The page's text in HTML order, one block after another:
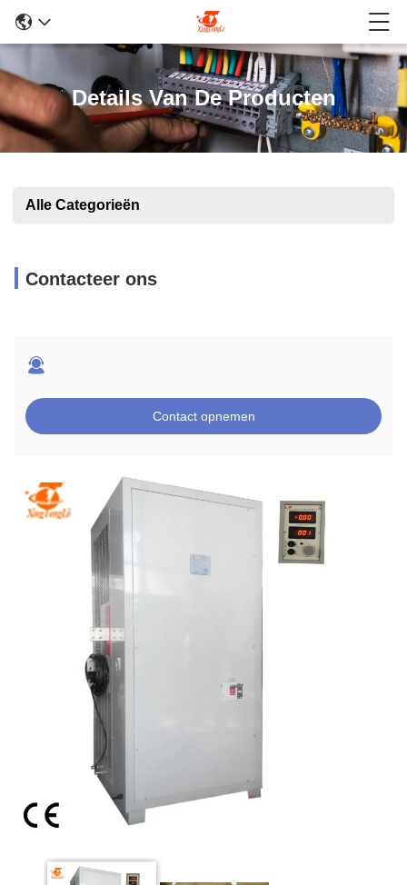
Details Van De Producten
Alle Categorieën
Contacteer ons
Contact opnemen